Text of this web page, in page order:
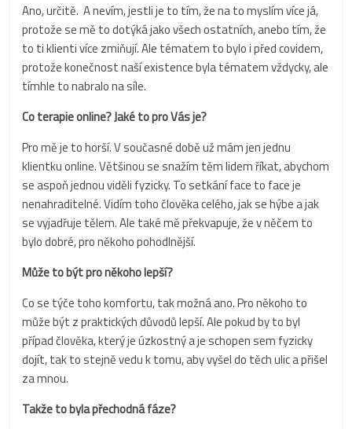
Ano, určitě. A nevím, jestli je to tím, že na to myslím více já,
protože se mě to dotýká jako všech ostatních, anebo tím, že
to ti klienti více zmiňují. Ale tématem to bylo i před covidem,
protože konečnost naší existence byla tématem vždycky, ale
tímhle to nabralo na síle.
Co terapie online? Jaké to pro Vás je?
Pro mě je to horší. V současné době už mám jen jednu
klientku online. Většinou se snažím těm lidem říkat, abychom
se aspoň jednou viděli fyzicky. To setkání face to face je
nenahraditelné. Vidím toho člověka celého, jak se hýbe a jak
se vyjadřuje tělem. Ale také mě překvapuje, že v něčem to
bylo dobré, pro někoho pohodlnější.
Může to být pro někoho lepší?
Co se týče toho komfortu, tak možná ano. Pro někoho to
může být z praktických důvodů lepší. Ale pokud by to byl
případ člověka, který je úzkostný a je schopen sem fyzicky
dojít, tak to stejně vedu k tomu, aby vyšel do těch ulic a přišel
za mnou.
Takže to byla přechodná fáze?